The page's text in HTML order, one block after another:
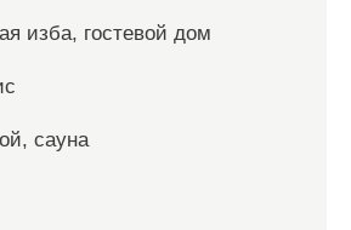
изба, гостевой дом
сауна